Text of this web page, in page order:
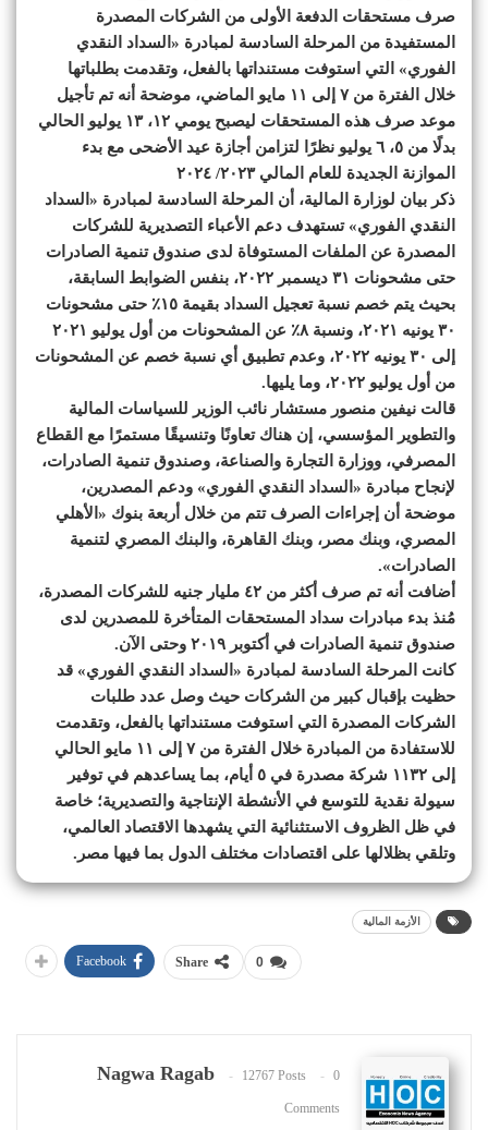
صرف مستحقات الدفعة الأولى من الشركات المصدرة
المستفيدة من المرحلة السادسة لمبادرة «السداد النقدي
الفوري» التي استوفت مستنداتها بالفعل، وتقدمت بطلباتها
خلال الفترة من ٧ إلى ١١ مايو الماضي، موضحة أنه تم تأجيل
موعد صرف هذه المستحقات ليصبح يومي ١٢، ١٣ يوليو الحالي
بدلًا من ٥، ٦ يوليو نظرًا لتزامن أجازة عيد الأضحى مع بدء
الموازنة الجديدة للعام المالي ٢٠٢٣/ ٢٠٢٤
ذكر بيان لوزارة المالية، أن المرحلة السادسة لمبادرة «السداد
النقدي الفوري» تستهدف دعم الأعباء التصديرية للشركات
المصدرة عن الملفات المستوفاة لدى صندوق تنمية الصادرات
حتى مشحونات ٣١ ديسمبر ٢٠٢٢، بنفس الضوابط السابقة،
بحيث يتم خصم نسبة تعجيل السداد بقيمة ١٥٪ حتى مشحونات
٣٠ يونيه ٢٠٢١، ونسبة ٨٪ عن المشحونات من أول يوليو ٢٠٢١
إلى ٣٠ يونيه ٢٠٢٢، وعدم تطبيق أي نسبة خصم عن المشحونات
من أول يوليو ٢٠٢٢، وما يليها.
قالت نيفين منصور مستشار نائب الوزير للسياسات المالية
والتطوير المؤسسي، إن هناك تعاونًا وتنسيقًا مستمرًا مع القطاع
المصرفي، ووزارة التجارة والصناعة، وصندوق تنمية الصادرات،
لإنجاح مبادرة «السداد النقدي الفوري» ودعم المصدرين،
موضحة أن إجراءات الصرف تتم من خلال أربعة بنوك «الأهلي
المصري، وبنك مصر، وبنك القاهرة، والبنك المصري لتنمية
الصادرات».
أضافت أنه تم صرف أكثر من ٤٢ مليار جنيه للشركات المصدرة،
مُنذ بدء مبادرات سداد المستحقات المتأخرة للمصدرين لدى
صندوق تنمية الصادرات في أكتوبر ٢٠١٩ وحتى الآن.
كانت المرحلة السادسة لمبادرة «السداد النقدي الفوري» قد
حظيت بإقبال كبير من الشركات حيث وصل عدد طلبات
الشركات المصدرة التي استوفت مستنداتها بالفعل، وتقدمت
للاستفادة من المبادرة خلال الفترة من ٧ إلى ١١ مايو الحالي
إلى ١١٣٢ شركة مصدرة في ٥ أيام، بما يساعدهم في توفير
سيولة نقدية للتوسع في الأنشطة الإنتاجية والتصديرية؛ خاصة
في ظل الظروف الاستثنائية التي يشهدها الاقتصاد العالمي،
وتلقي بظلالها على اقتصادات مختلف الدول بما فيها مصر.
الأزمة المالية
0
Share
Facebook
Nagwa Ragab 12767 Posts 0
Comments